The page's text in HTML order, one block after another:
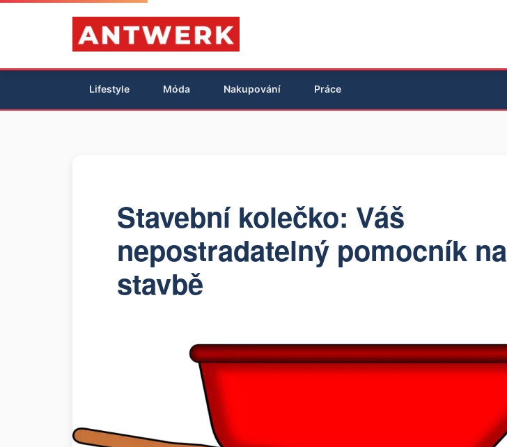
Lifestyle Móda Nakupování Práce
Stavební kolečko: Váš
nepostradatelný pomocník na
stavbě